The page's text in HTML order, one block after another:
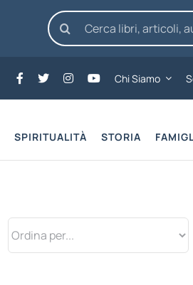
Cerca
per:
Chi Siamo
SPIRITUALITÀ STORIA